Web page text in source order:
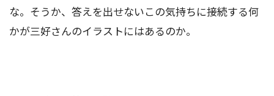
な。そうか、答えを出せないこの気持ちに接続する何
かが三好さんのイラストにはあるのか。